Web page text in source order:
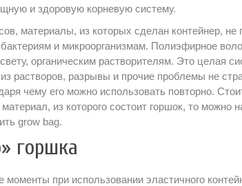
и здоровую корневую систему.
материалы, из которых сделан контейнер,
и микроорганизмам. Полиэфирное
органическим растворителям. Это целая
растворов, разрывы и прочие проблемы не
чему его можно использовать повторно.
из которого состоит горшок, то
grow bag.
горшка
при использовании эластичного